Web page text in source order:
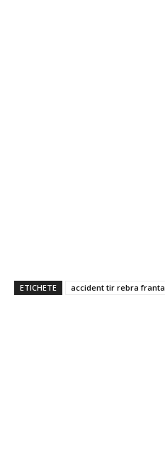
ETICHETE accident tir rebra franta